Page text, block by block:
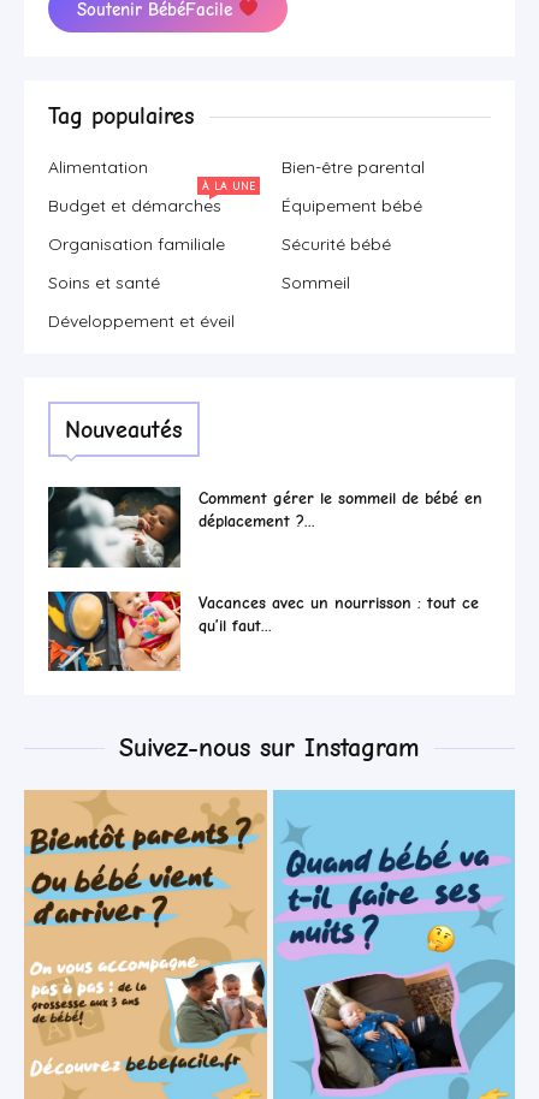
Soutenir BébéFacile
Tag populaires
Alimentation
Bien-être parental
Budget et démarches
À LA UNE
Équipement bébé
Organisation familiale
Sécurité bébé
Soins et santé
Sommeil
Développement et éveil
Nouveautés
Comment gérer le sommeil de bébé en
déplacement ?...
Vacances avec un nourrisson : tout ce
qu’il faut...
Suivez-nous sur Instagram